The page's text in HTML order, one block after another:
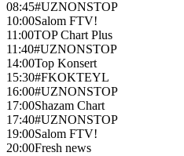
08:45#UZNONSTOP
10:00Salom FTV!
11:00TOP Chart Plus
11:40#UZNONSTOP
14:00Top Konsert
15:30#FKOKTEYL
16:00#UZNONSTOP
17:00Shazam Chart
17:40#UZNONSTOP
19:00Salom FTV!
20:00Fresh news